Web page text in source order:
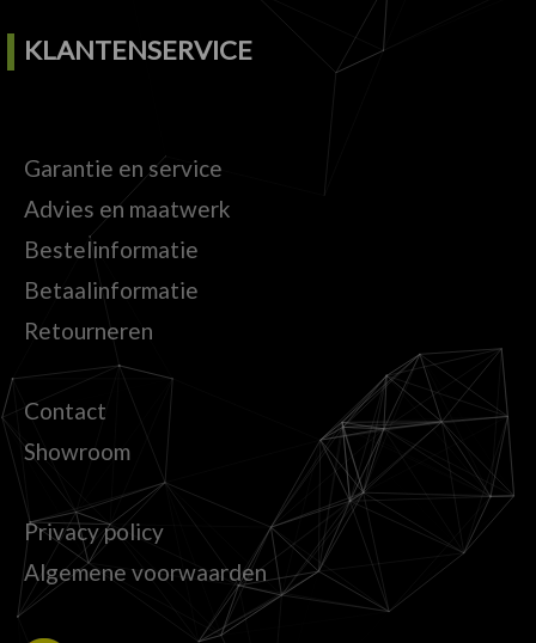
KLANTENSERVICE
Garantie en service
Advies en maatwerk
Bestelinformatie
Betaalinformatie
Retourneren
Contact
Showroom
Privacy policy
Algemene voorwaarden